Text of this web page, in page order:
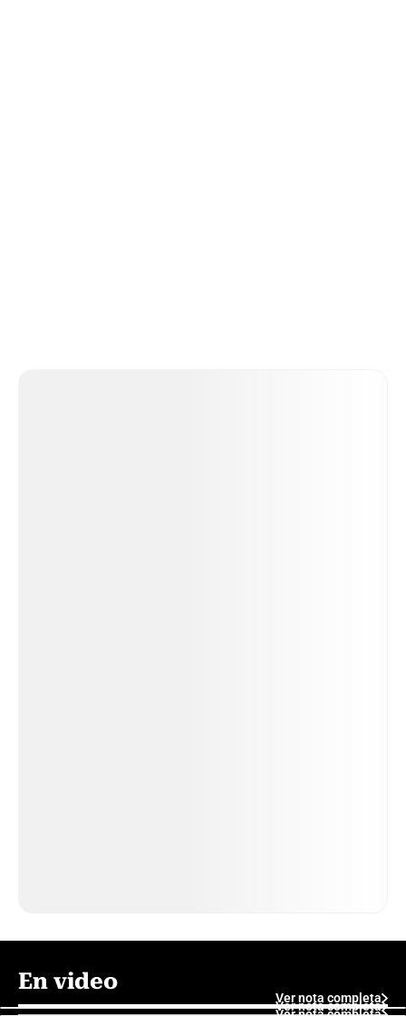
En video
Ver nota completa
Ver nota completa